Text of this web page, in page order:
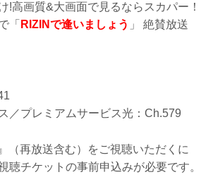
!高画質&大画面で見るならスカパー！
「 RIZINで逢いましょう 」 絶賛放送
／プレミアムサービス光：Ch.579
（再放送含む）をご視聴いただくに
聴チケットの事前申込みが必要です。